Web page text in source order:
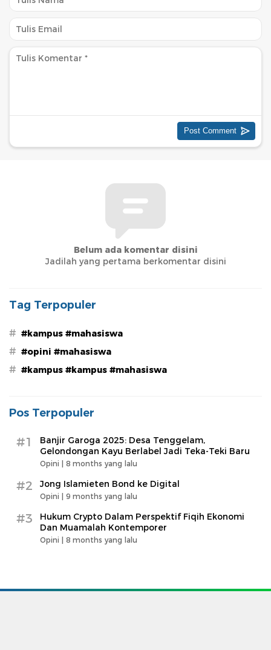
Belum ada komentar disini
Jadilah yang pertama berkomentar disini
Tag Terpopuler
# #kampus #mahasiswa
# #opini #mahasiswa
# #kampus #kampus #mahasiswa
Pos Terpopuler
#1
Banjir Garoga 2025: Desa Tenggelam,
Gelondongan Kayu Berlabel Jadi Teka-Teki Baru
Opini | 8 months yang lalu
#2 Jong Islamieten Bond ke Digital
Opini | 9 months yang lalu
#3
Hukum Crypto Dalam Perspektif Fiqih Ekonomi
Dan Muamalah Kontemporer
Opini | 8 months yang lalu